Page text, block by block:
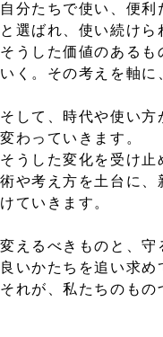
自分たちで使い、便
と選ばれ、使い続けら
そうした価値のあるも
いく。その考えを軸に
そして、時代や使い方
変わっていきます。
そうした変化を受け
術や考え方を土台に、
けていきます。
変えるべきものと、守
良いかたちを追い求め
それが、私たちのもの